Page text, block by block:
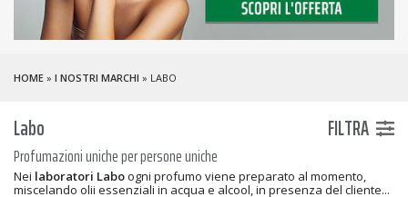
HOME » I NOSTRI MARCHI » LABO
Labo FILTRA
Profumazioni uniche per persone uniche
Nei laboratori Laboogni profumo viene preparato al momento,
miscelando olii essenziali in acqua e alcool, in presenza del cliente...